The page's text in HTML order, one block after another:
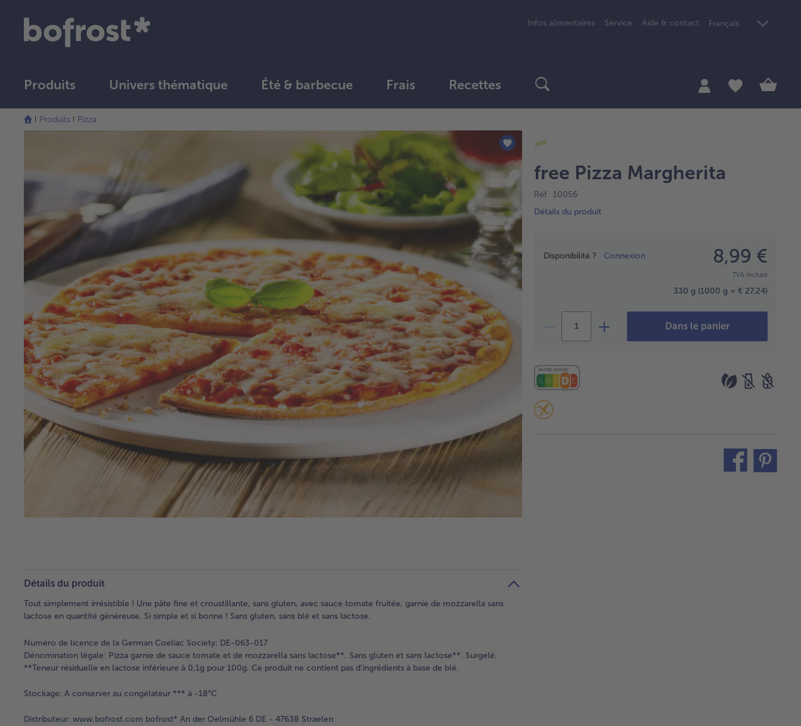
Infos alimentaires Service Aide & contact Français
Produits Univers thématique Été & barbecue Frais Recettes
Produits Pizza
free Pizza Margherita
Réf. 10056
Détails du produit
Disponibilité ? Connexion 8,99 €
TVA incluse
330 g (1000 g = € 27,24)
Dans le panier
teilen
Détails du produit
Tout simplement irrésistible ! Une pâte fine et croustillante, sans gluten, avec sauce tomate fruitée, garnie de mozzarella sans
lactose en quantité généreuse. Si simple et si bonne ! Sans gluten, sans blé et sans lactose.
Numéro de licence de la German Coeliac Society: DE-063-017
Dénomination légale: Pizza garnie de sauce tomate et de mozzarella sans lactose**. Sans gluten et sans lactose**. Surgelé.
**Teneur résiduelle en lactose inférieure à 0,1g pour 100g. Ce produit ne contient pas d'ingrédients à base de blé.
Stockage: A conserver au congélateur *** à -18°C
Distributeur: www.bofrost.com bofrost* An der Oelmühle 6 DE - 47638 Straelen